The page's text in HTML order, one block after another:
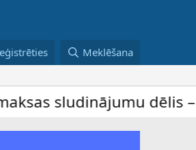
Meklēšana
dēlis – dalība ir